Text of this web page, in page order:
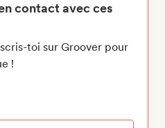
contact avec ces
toi sur Groover pour
!